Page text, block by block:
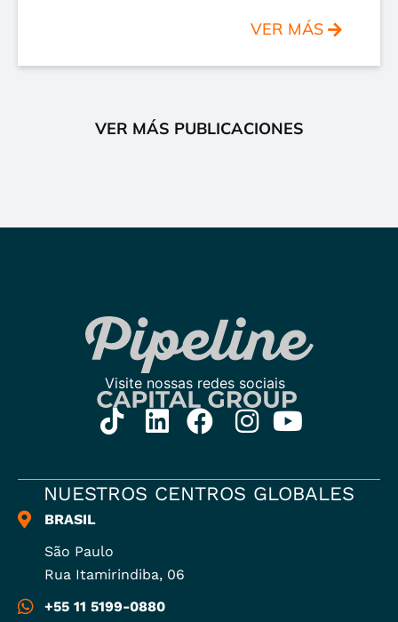
VER MÁS
VER MÁS PUBLICACIONES
NUESTROS CENTROS GLOBALES
BRASIL
São Paulo
Rua Itamirindiba, 06
+55 11 5199-0880